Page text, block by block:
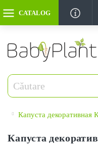
CATALOG
Капуста декоративная
Капуста